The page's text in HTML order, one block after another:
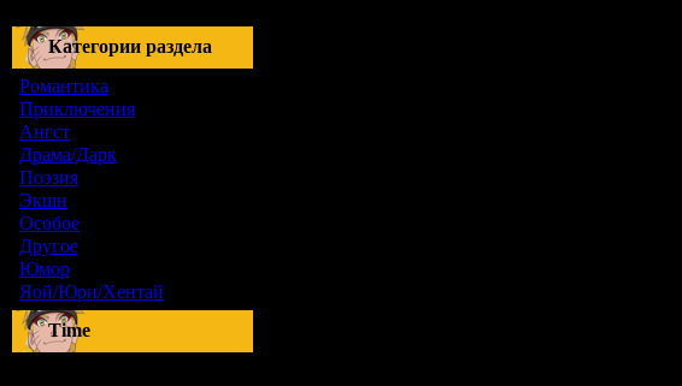
Категории раздела
Романтика
Приключения
Ангст
Драма/Дарк
Поэзия
Экшн
Особое
Другое
Юмор
Яой/Юри/Хентай
Time